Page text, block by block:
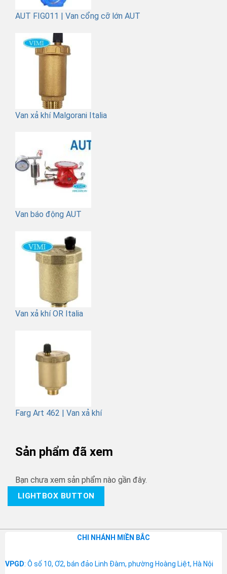
AUT FIG011 | Van cổng cỡ lớn AUT
Van xả khí Malgorani Italia
Van báo động AUT
Van xả khí OR Italia
Farg Art 462 | Van xả khí
Sản phẩm đã xem
Bạn chưa xem sản phẩm nào gần đây.
LIGHTBOX BUTTON
CHI NHÁNH MIỀN BẮC
VPGD: Ô số 10, Ơ2, bán đảo Linh Đàm, phường Hoàng Liệt, Hà Nội